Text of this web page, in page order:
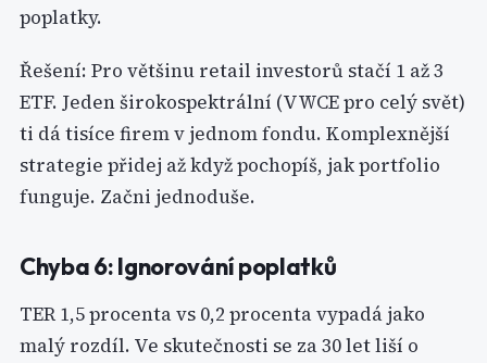
poplatky.
Řešení: Pro většinu retail investorů stačí 1 až 3
ETF. Jeden širokospektrální (VWCE pro celý svět)
ti dá tisíce firem v jednom fondu. Komplexnější
strategie přidej až když pochopíš, jak portfolio
funguje. Začni jednoduše.
Chyba 6: Ignorování poplatků
TER 1,5 procenta vs 0,2 procenta vypadá jako
malý rozdíl. Ve skutečnosti se za 30 let liší o